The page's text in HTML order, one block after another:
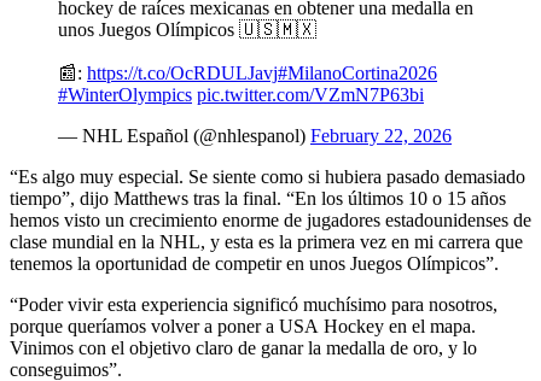
hockey de raíces mexicanas en obtener una medalla en
unos Juegos Olímpicos 🇺🇸🇲🇽
📰: https://t.co/OcRDULJavj#MilanoCortina2026
#WinterOlympics pic.twitter.com/VZmN7P63bi
— NHL Español (@nhlespanol) February 22, 2026
“Es algo muy especial. Se siente como si hubiera pasado demasiado
tiempo”, dijo Matthews tras la final. “En los últimos 10 o 15 años
hemos visto un crecimiento enorme de jugadores estadounidenses de
clase mundial en la NHL, y esta es la primera vez en mi carrera que
tenemos la oportunidad de competir en unos Juegos Olímpicos”.
“Poder vivir esta experiencia significó muchísimo para nosotros,
porque queríamos volver a poner a USA Hockey en el mapa.
Vinimos con el objetivo claro de ganar la medalla de oro, y lo
conseguimos”.